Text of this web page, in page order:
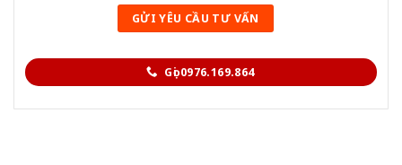
Gọi 0976.169.864